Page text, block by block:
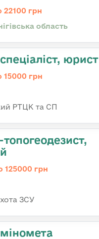
22100 грн
область
юрист
15000 грн
РТЦК та СП
125000 грн
ЗСУ